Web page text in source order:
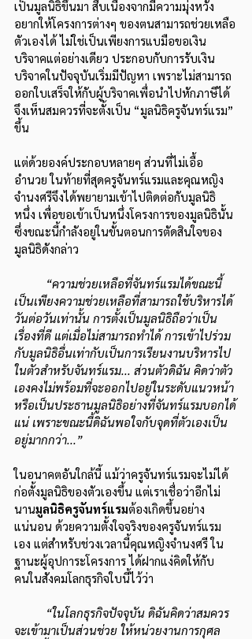
เป็นมูลนิธิขึ้นมา สืบเนื่องจากมีความมุ่งหวัง
อยากให้โครงการต่างๆ ของตนสามารถช่วยเหลือ
ตัวเองได้ ไม่ใช่เป็นเพียงการแบมือขอเงิน
บริจาคแต่อย่างเดียว ประกอบกับการรับเงิน
บริจาคในปัจจุบันเริ่มมีปัญหา เพราะไม่สามารถ
ออกใบเสร็จให้กับผู้บริจาคเพื่อนำไปหักภาษีได้
จึงเห็นสมควรที่จะตั้งเป็น “มูลนิธิครูจันทร์แรม”
ขึ้น
แต่ด้วยองค์ประกอบหลายๆ ส่วนที่ไม่เอื้อ
อำนวย ในท้ายที่สุดครูจันทร์แรมและคุณหญิง
จำนงศรีจึงได้พยายามเข้าไปติดต่อกับมูลนิธิ
หนึ่ง เพื่อขอเข้าเป็นหนึ่งโครงการของมูลนิธินั้น
ซึ่งขณะนี้กำลังอยู่ในขั้นตอนการตัดสินใจของ
มูลนิธิดังกล่าว
“ความช่วยเหลือที่จันทร์แรมได้ขณะนี้
เป็นเพียงความช่วยเหลือที่สามารถใช้บริหารได้
วันต่อวันเท่านั้น การตั้งเป็นมูลนิธิถือว่าเป็น
เรื่องที่ดี แต่เมื่อไม่สามารถทำได้ การเข้าไปร่วม
กับมูลนิธิอื่นเท่ากับเป็นการเรียนงานบริหารไป
ในตัวสำหรับจันทร์แรม... ส่วนตัวดิฉัน คิดว่าตัว
เองคงไม่พร้อมที่จะออกไปอยู่ในระดับแนวหน้า
หรือเป็นประธานมูลนิธิอย่างที่จันทร์แรมบอกได้
แน่ เพราะขณะนี้ดิฉันพอใจกับจุดที่ตัวเองเป็น
อยู่มากกว่า...”
ในอนาคตอันใกล้นี้ แม้ว่าครูจันทร์แรมจะไม่ได้
ก่อตั้งมูลนิธิของตัวเองขึ้น แต่เราเชื่อว่าอีกไม่
นานมูลนิธิครูจันทร์แรมต้องเกิดขึ้นอย่าง
แน่นอน ด้วยความตั้งใจจริงของครูจันทร์แรม
เอง แต่สำหรับช่วงเวลานี้คุณหญิงจำนงศรี ใน
ฐานะผู้อุปการะโครงการ ได้ฝากแง่คิดให้กับ
คนในสังคมโลกธุรกิจใบนี้ไว้ว่า
“ในโลกธุรกิจปัจจุบัน ดิฉันคิดว่าสมควร
จะเข้ามาเป็นส่วนช่วย ให้หน่วยงานการกุศล